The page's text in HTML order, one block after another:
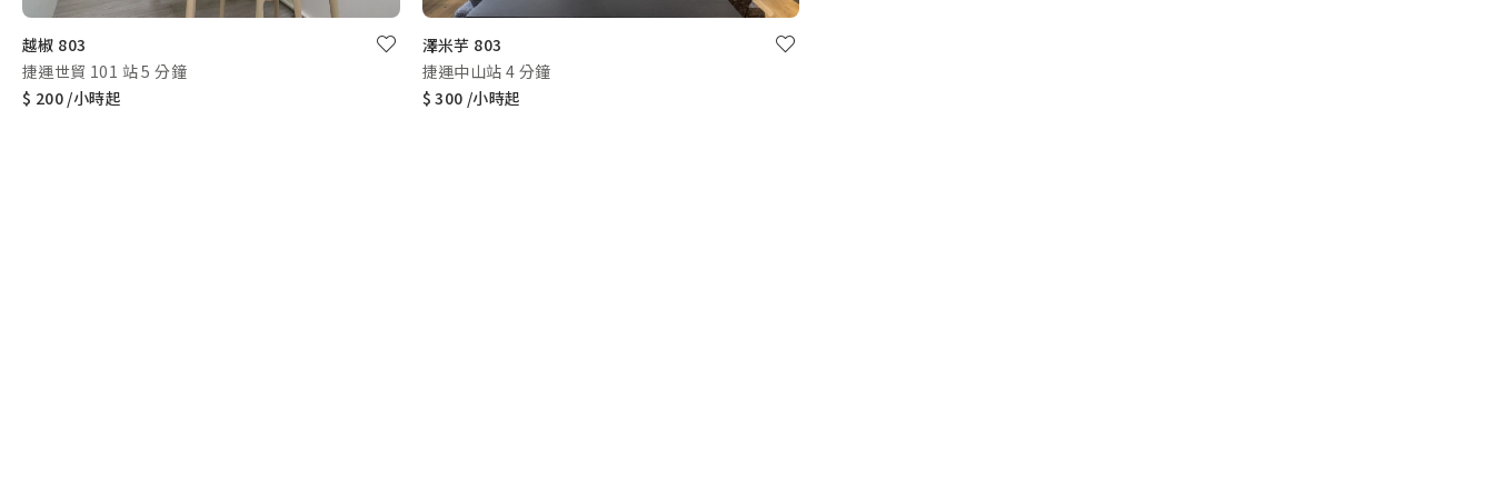
越椒 803
捷運世貿 101 站 5 分鐘
$ 200 /小時起
澤米芋 803
捷運中山站 4 分鐘
$ 300 /小時起